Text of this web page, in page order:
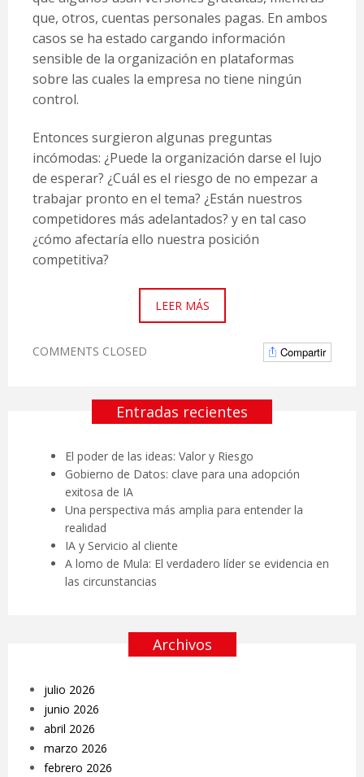
que, otros, cuentas personales pagas. En ambos
casos se ha estado cargando información
sensible de la organización en plataformas
sobre las cuales la empresa no tiene ningún
control.
Entonces surgieron algunas preguntas
incómodas: ¿Puede la organización darse el lujo
de esperar? ¿Cuál es el riesgo de no empezar a
trabajar pronto en el tema? ¿Están nuestros
competidores más adelantados? y en tal caso
¿cómo afectaría ello nuestra posición
competitiva?
LEER MÁS
COMMENTS CLOSED Compartir
Entradas recientes
El poder de las ideas: Valor y Riesgo
Gobierno de Datos: clave para una adopción
exitosa de IA
Una perspectiva más amplia para entender la
realidad
IA y Servicio al cliente
A lomo de Mula: El verdadero líder se evidencia en
las circunstancias
Archivos
julio 2026
junio 2026
abril 2026
marzo 2026
febrero 2026